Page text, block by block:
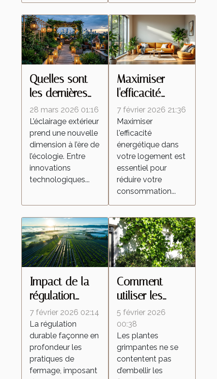
Quelles sont
les dernières
tendances en
éclairage
extérieur
écologique ?
28 mars 2026 01:16
L’éclairage extérieur
prend une nouvelle
dimension à l’ère de
l’écologie. Entre
innovations
technologiques...
Maximiser
l'efficacité
énergétique
dans votre
logement :
conseils
pratiques
7 février 2026 21:36
Maximiser
l'efficacité
énergétique dans
votre logement est
essentiel pour
réduire votre
consommation...
Impact de la
régulation
durable sur les
pratiques de
fermage
7 février 2026 02:14
La régulation
durable façonne en
profondeur les
pratiques de
fermage, imposant
Comment
utiliser les
plantes
grimpantes
pour optimiser
l'isolation
thermique ?
5 février 2026
00:38
Les plantes
grimpantes ne se
contentent pas
d’embellir les